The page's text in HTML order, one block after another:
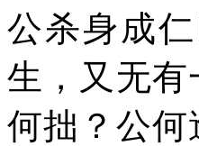
公杀身成仁
生，又无
何拙？公